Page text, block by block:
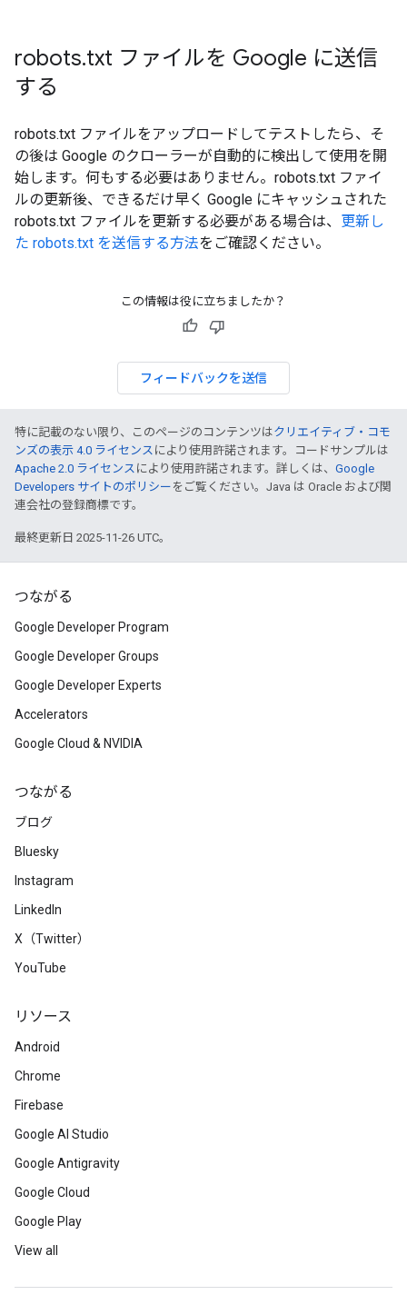
robots.txt ファイルを Google に送信
する
robots.txt ファイルをアップロードしてテストしたら、そ
の後は Google のクローラーが自動的に検出して使用を開
始します。何もする必要はありません。robots.txt ファイ
ルの更新後、できるだけ早く Google にキャッシュされた
robots.txt ファイルを更新する必要がある場合は、 更新し
た robots.txt を送信する方法をご確認ください。
この情報は役に立ちましたか？
フィードバックを送信
特に記載のない限り、このページのコンテンツはクリエイティブ・コモ
ンズの表示 4.0 ライセンス により使用許諾されます。コードサンプルは
Apache 2.0 ライセンス により使用許諾されます。詳しくは、 Google
Developers サイトのポリシー をご覧ください。Java は Oracle および関
連会社の登録商標です。
最終更新日 2025-11-26 UTC。
つながる
Google Developer Program
Google Developer Groups
Google Developer Experts
Accelerators
Google Cloud & NVIDIA
つながる
ブログ
Bluesky
Instagram
LinkedIn
X（Twitter）
YouTube
リソース
Android
Chrome
Firebase
Google AI Studio
Google Antigravity
Google Cloud
Google Play
View all